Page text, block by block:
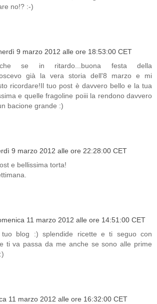
no!? :-)
9 marzo 2012 alle ore 18:53:00 CET
se in ritardo...buona festa della
già la vera storia dell'8 marzo e mi
ricordare!Il tuo post è davvero bello e la tua
e quelle fragoline poiii la rendono davvero
bacione grande :)
9 marzo 2012 alle ore 22:28:00 CET
e bellissima torta!
11 marzo 2012 alle ore 14:51:00 CET
blog :) splendide ricette e ti seguo con
ti va passa da me anche se sono alle prime
11 marzo 2012 alle ore 16:32:00 CET